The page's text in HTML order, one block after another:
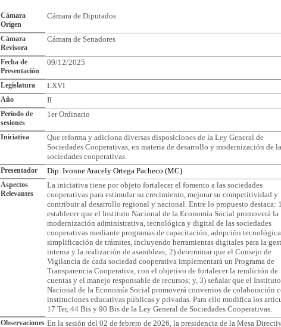
Cámara
Origen
Cámara de Diputados
Cámara
Revisora
Cámara de Senadores
Fecha de
Presentación
09/12/2025
Legislatura LXVI
Año II
Periodo de
sesiones
1er Ordinario
Iniciativa
Que reforma y adiciona diversas disposiciones de la Ley General de
Sociedades Cooperativas, en materia de desarrollo y modernización de
sociedades cooperativas.
Presentador Dip. Ivonne Aracely Ortega Pacheco (MC)
Aspectos
Relevantes
La iniciativa tiene por objeto fortalecer el fomento a las sociedades
cooperativas para estimular su crecimiento, mejorar su competitividad y
contribuir al desarrollo regional y nacional. Entre lo propuesto destaca:
establecer que el Instituto Nacional de la Economía Social promoverá la
modernización administrativa, tecnológica y digital de las sociedades
cooperativas mediante programas de capacitación, adopción
simplificación de trámites, incluyendo herramientas digitales para la
interna y la realización de asambleas; 2) determinar que el Consejo de
Vigilancia de cada sociedad cooperativa implementará un Programa de
Transparencia Cooperativa, con el objetivo de fortalecer la rendición de
cuentas y el manejo responsable de recursos; y, 3) señalar que el Instituto
Nacional de la Economía Social promoverá convenios de colaboración
instituciones educativas públicas y privadas. Para ello modifica los
17 Ter, 44 Bis y 90 Bis de la Ley General de Sociedades Cooperativas.
Observaciones En la sesión del 02 de febrero de 2026, la presidencia de la Mesa